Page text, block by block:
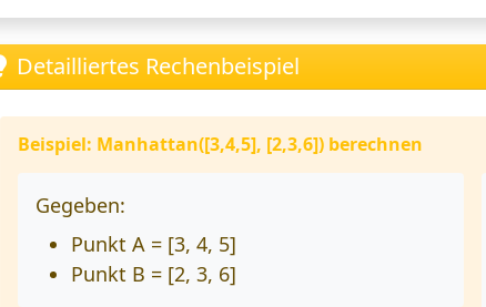
Detailliertes Rechenbeispiel
Beispiel: Manhattan([3,4,5], [2,3,6]) berechnen
Gegeben:
Punkt A = [3, 4, 5]
Punkt B = [2, 3, 6]